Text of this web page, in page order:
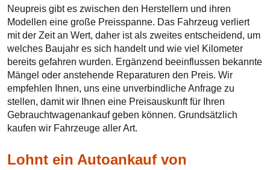
Neupreis gibt es zwischen den Herstellern und ihren
Modellen eine große Preisspanne. Das Fahrzeug verliert
mit der Zeit an Wert, daher ist als zweites entscheidend, um
welches Baujahr es sich handelt und wie viel Kilometer
bereits gefahren wurden. Ergänzend beeinflussen bekannte
Mängel oder anstehende Reparaturen den Preis. Wir
empfehlen Ihnen, uns eine unverbindliche Anfrage zu
stellen, damit wir Ihnen eine Preisauskunft für Ihren
Gebrauchtwagenankauf geben können. Grundsätzlich
kaufen wir Fahrzeuge aller Art.
Lohnt ein Autoankauf von